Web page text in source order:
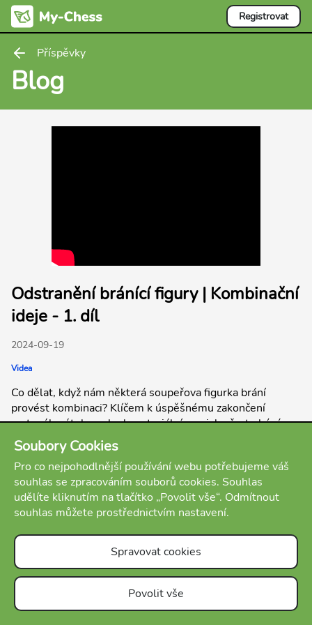
Registrovat
Příspěvky
Blog
Odstranění bránící figury | Kombinační
ideje - 1. díl
2024-09-19
Videa
Co dělat, když nám některá soupeřova figurka brání
provést kombinaci? Klíčem k úspěšnému zakončení
matového útoku nebo k materiálnímu zisku často bývá
Odstranění bránící figury.
Kontakt FAQ
Soubory Cookies
Pro co nejpohodlnější používání webu potřebujeme váš
souhlas se zpracováním souborů cookies. Souhlas
udělíte kliknutím na tlačítko „Povolit vše“. Odmítnout
souhlas můžete prostřednictvím nastavení.
Spravovat cookies
Povolit vše